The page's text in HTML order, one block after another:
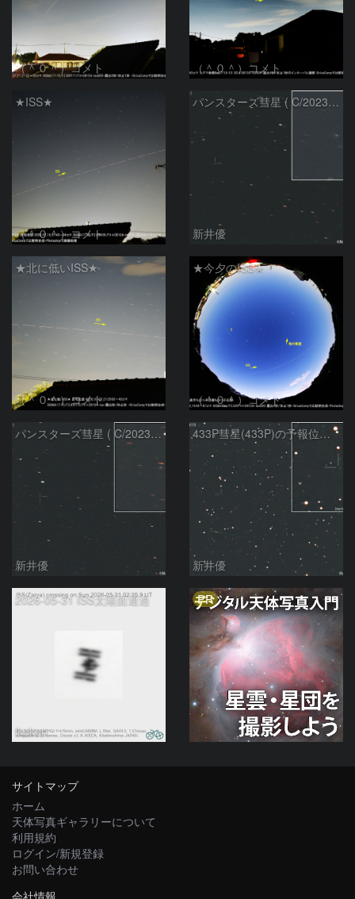
（＾０＾）コメト （＾０＾）コメト
★ISS★
（＾０＾）コメト
パンスターズ彗星 ( C/2023R1 ) ：2026/07/08
新井優
★北に低いISS★
（＾０＾）コメト
★今夕のISS★
（＾０＾）コメト
パンスターズ彗星 ( C/2023R1 ) ：2026/05/20
新井優
433P彗星(433P)の予報位置：2026/05/30
新井優
2026-05-31 ISS太陽面通過
ikeken
PR
サイトマップ
ホーム
天体写真ギャラリーについて
利用規約
ログイン/新規登録
お問い合わせ
会社情報